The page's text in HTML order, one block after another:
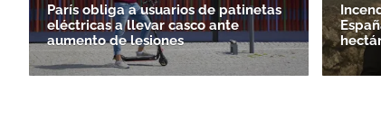
París obliga a usuarios de patinetas
eléctricas a llevar casco ante
aumento de lesiones